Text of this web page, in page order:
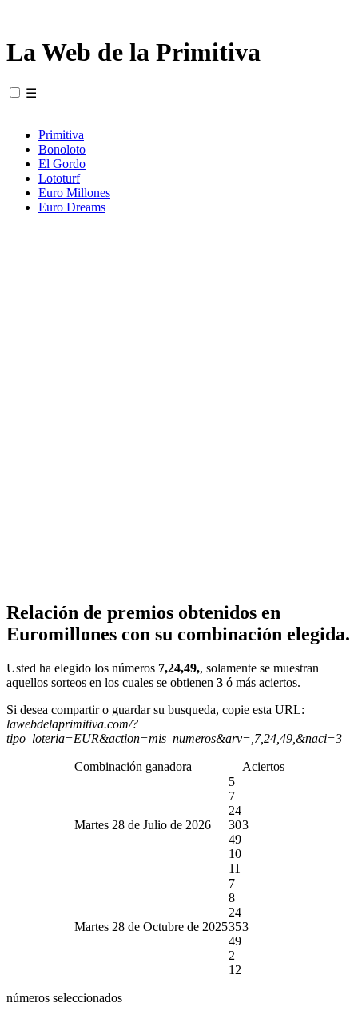
La Web de la Primitiva
☰
Primitiva
Bonoloto
El Gordo
Lototurf
Euro Millones
Euro Dreams
Relación de premios obtenidos en
Euromillones con su combinación elegida.
Usted ha elegido los números 7,24,49,, solamente se muestran
aquellos sorteos en los cuales se obtienen 3 ó más aciertos.
Si desea compartir o guardar su busqueda, copie esta URL:
lawebdelaprimitiva.com/?
tipo_loteria=EUR&action=mis_numeros&arv=,7,24,49,&naci=3
Combinación ganadora Aciertos
Martes 28 de Julio de 2026
5
7
24
30
49
10
11
3
Martes 28 de Octubre de 2025
7
8
24
35
49
2
12
3
números seleccionados